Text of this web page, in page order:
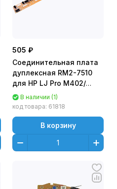
505 ₽
Соединительная плата
дуплексная RM2-7510
для HP LJ Pro M402/
M403/ M404/ M426/
M427/ Canon
LBP223dw
В наличии (1)
код товара: 61818
В корзину